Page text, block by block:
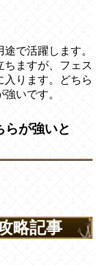
で活躍します。
ちますが、フェス
入ります。どちら
いです。
らが強いと
略記事